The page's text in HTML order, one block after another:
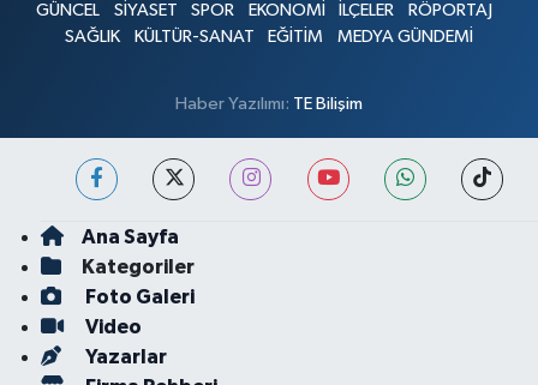
GÜNCEL SİYASET SPOR EKONOMİ İLÇELER
RÖPORTAJ
SAĞLIK
KÜLTÜR-SANAT EĞİTİM MEDYA GÜNDEMİ
Haber Yazılımı: TE Bilişim
Ana Sayfa
Kategoriler
Foto Galeri
Video
Yazarlar